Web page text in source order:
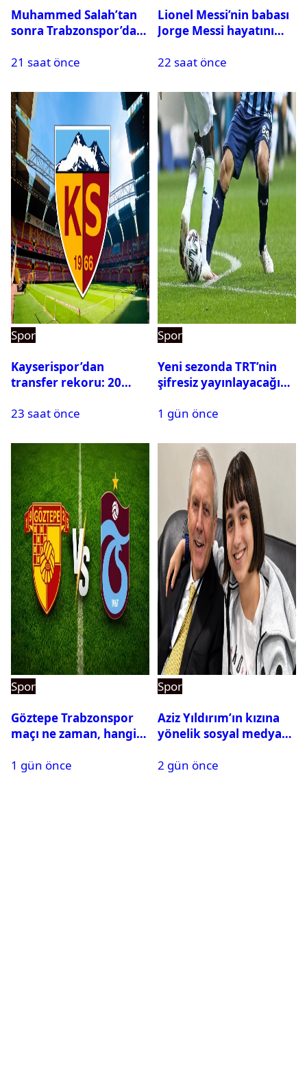
Muhammed Salah’tan
sonra Trabzonspor’dan
21 saat önce
Lionel Messi’nin babası
Jorge Messi hayatını
22 saat önce
Spor
Kayserispor’dan
transfer rekoru: 20
23 saat önce
Spor
Yeni sezonda TRT’nin
şifresiz yayınlayacağı
1 gün önce
Spor
Göztepe Trabzonspor
maçı ne zaman, hangi
oynayacak mı?
1 gün önce
Spor
Aziz Yıldırım’ın kızına
yönelik sosyal medya
hakkında karar çıktı
2 gün önce